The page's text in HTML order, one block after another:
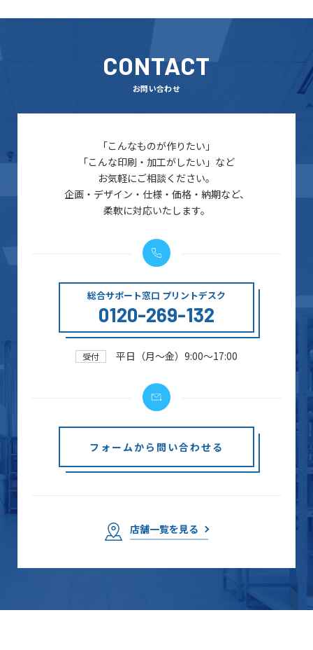
CONTACT
お問い合わせ
「こんなものが作りたい」
「こんな印刷・加工がしたい」など
お気軽にご相談ください。
企画・デザイン・仕様・価格・納期など、
柔軟に対応いたします。
総合サポート窓口 プリントデスク
0120-269-132
受付 平日（月～金）9:00～17:00
フォームから問い合わせる
店舗一覧を見る